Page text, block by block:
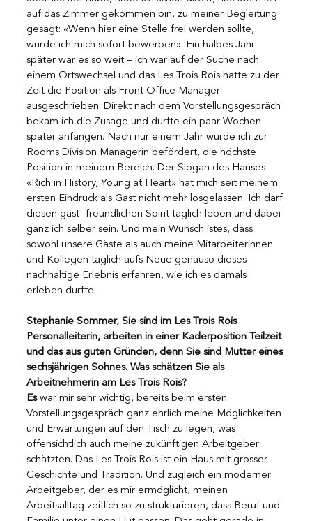
auf das Zimmer gekommen bin, zu meiner Begleitung
gesagt: «Wenn hier eine Stelle frei werden sollte,
würde ich mich sofort bewerben». Ein halbes Jahr
später war es so weit – ich war auf der Suche nach
einem Ortswechsel und das Les Trois Rois hatte zu der
Zeit die Position als Front Office Manager
ausgeschrieben. Direkt nach dem Vorstellungsgespräch
bekam ich die Zusage und durfte ein paar Wochen
später anfangen. Nach nur einem Jahr wurde ich zur
Rooms Division Managerin befördert, die höchste
Position in meinem Bereich. Der Slogan des Hauses
«Rich in History, Young at Heart» hat mich seit meinem
ersten Eindruck als Gast nicht mehr losgelassen. Ich darf
diesen gast- freundlichen Spirit täglich leben und dabei
ganz ich selber sein. Und mein Wunsch istes, dass
sowohl unsere Gäste als auch meine Mitarbeiterinnen
und Kollegen täglich aufs Neue genauso dieses
nachhaltige Erlebnis erfahren, wie ich es damals
erleben durfte.
Stephanie Sommer, Sie sind im Les Trois Rois
Personalleiterin, arbeiten in einer Kaderposition Teilzeit
und das aus guten Gründen, denn Sie sind Mutter eines
sechsjährigen Sohnes. Was schätzen Sie als
Arbeitnehmerin am Les Trois Rois?
Es war mir sehr wichtig, bereits beim ersten
Vorstellungsgespräch ganz ehrlich meine Möglichkeiten
und Erwartungen auf den Tisch zu legen, was
offensichtlich auch meine zukünftigen Arbeitgeber
schätzten. Das Les Trois Rois ist ein Haus mit grosser
Geschichte und Tradition. Und zugleich ein moderner
Arbeitgeber, der es mir ermöglicht, meinen
Arbeitsalltag zeitlich so zu strukturieren, dass Beruf und